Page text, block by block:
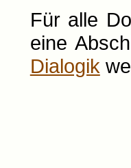
Für alle
eine
Dialogik